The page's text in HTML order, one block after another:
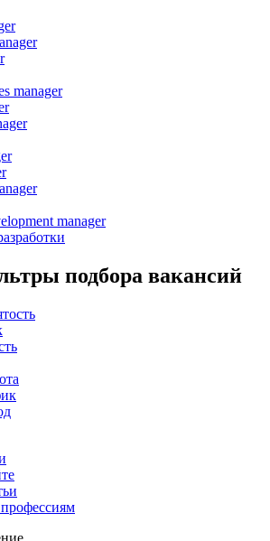
manager
manager
подбора вакансий